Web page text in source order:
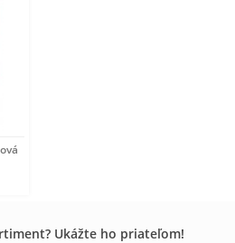
Ukážte ho priateľom!